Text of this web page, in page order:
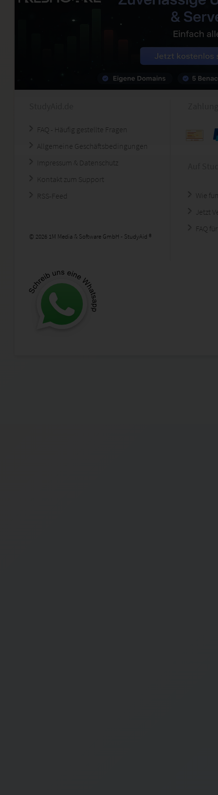
FAQ - Häufig gestellte Fragen
Allgemeine Geschäftsbedingungen
Impressum & Datenschutz
Kontakt zum Support
RSS-Feed
© 2026 1M Media & Software GmbH - StudyAid ®
Wie
Jetzt
FAQ